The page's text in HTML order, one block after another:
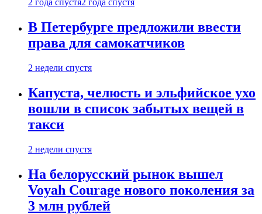
2 года спустя2 года спустя
В Петербурге предложили ввести
права для самокатчиков
2 недели спустя
Капуста, челюсть и эльфийское ухо
вошли в список забытых вещей в
такси
2 недели спустя
На белорусский рынок вышел
Voyah Courage нового поколения за
3 млн рублей